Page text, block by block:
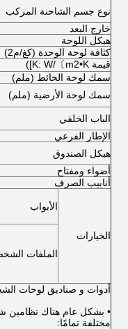
نوع جسم الشاحنة المركب
خارج البعد
هيكل اللوحة
كثافة لوحة الوحدة (كغ/م2)
قيمة K: W/〔m2•K])
سمك لوحة الحائط (ملم)
سمك لوحة الأرضية (ملم)
الباب الخلفي
الإطار الفرعي
هيكل الصندوق
أضواء ومفتاح
أنابيب الصرف
الخيارات
الأبواب
الملفات
أدوات و صناديق لوحات
• بشكل عام هناك نظامين
مختلفة تمامًا: